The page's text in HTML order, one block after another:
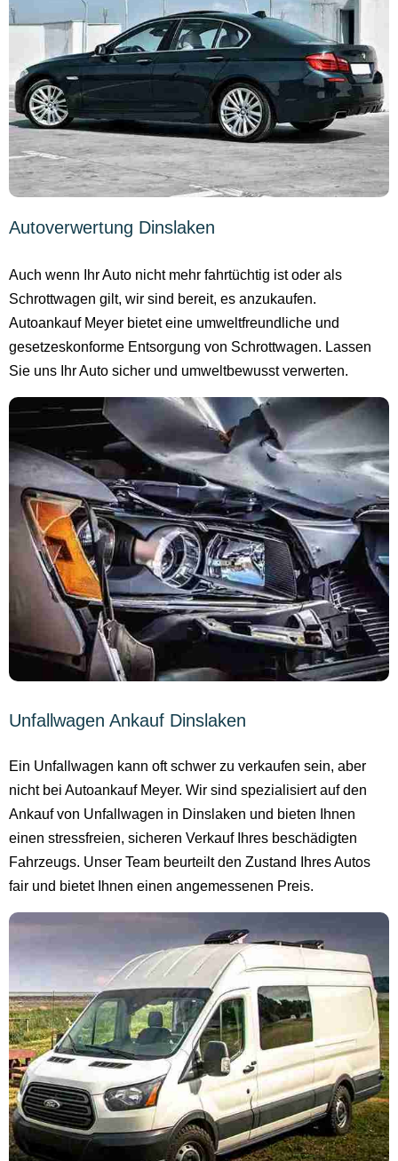
Autoverwertung Dinslaken
Auch wenn Ihr Auto nicht mehr fahrtüchtig ist oder als
Schrottwagen gilt, wir sind bereit, es anzukaufen.
Autoankauf Meyer bietet eine umweltfreundliche und
gesetzeskonforme Entsorgung von Schrottwagen. Lassen
Sie uns Ihr Auto sicher und umweltbewusst verwerten.
Unfallwagen Ankauf Dinslaken
Ein Unfallwagen kann oft schwer zu verkaufen sein, aber
nicht bei Autoankauf Meyer. Wir sind spezialisiert auf den
Ankauf von Unfallwagen in Dinslaken und bieten Ihnen
einen stressfreien, sicheren Verkauf Ihres beschädigten
Fahrzeugs. Unser Team beurteilt den Zustand Ihres Autos
fair und bietet Ihnen einen angemessenen Preis.